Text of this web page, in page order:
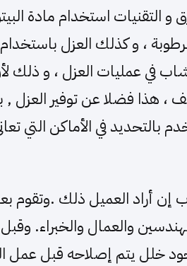
التقنيات استخدام مادة
، و كذلك العزل باستخدام
في عمليات العزل ، و ذلك
، هذا فضلا عن توفير العزل ,
بالتحديد في الأماكن التي
أراد العميل ذلك .وتقوم
والعمال والخبراء. وقبل
خلل يتم إصلاحه قبل عمل